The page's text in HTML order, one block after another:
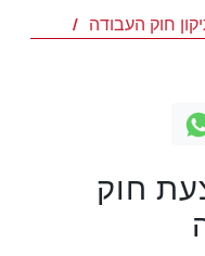
חוק העבודה
חוק